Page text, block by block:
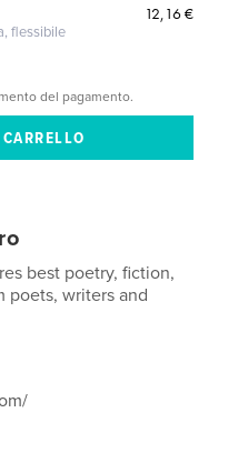
flessibile
12,16 €
del pagamento.
best poetry, fiction,
poets, writers and